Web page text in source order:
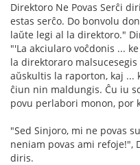
Direktoro Ne Povas Serĉi
estas serĉo. Do bonvolu
laŭte legi al la direktoro."
"'La akciularo voĉdonis ...
la direktoraro
aŭskultis la raporton, kaj ...
ĉiun nin maldungis. Ĉu iu
povu perlabori monon, por
"Sed Sinjoro, mi ne povas
neniam povas ami refoje!",
diris.